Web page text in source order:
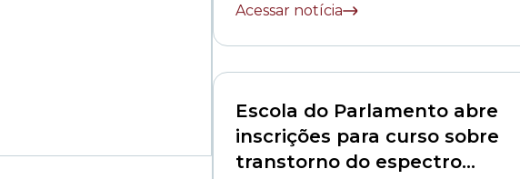
Acessar notícia
Escola do Parlamento abre
inscrições para curso sobre
transtorno do espectro